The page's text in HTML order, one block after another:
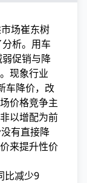
场崔东树
析。用车
促销与降
现象行业
车降价，改
价格竞争主
以增配为前
有直接降
来提升性价
比减少9